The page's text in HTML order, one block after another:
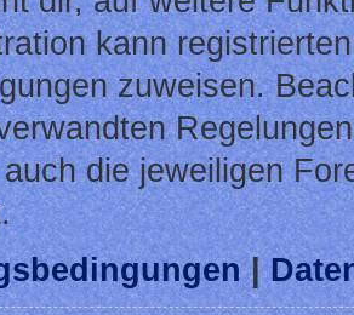
kann
zuweisen.
die jeweiligen
|